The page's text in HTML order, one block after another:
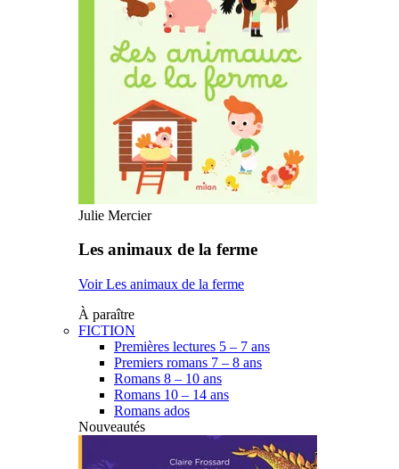
Julie Mercier
Les animaux de la ferme
Voir Les animaux de la ferme
À paraître
FICTION
Premières lectures 5 – 7 ans
Premiers romans 7 – 8 ans
Romans 8 – 10 ans
Romans 10 – 14 ans
Romans ados
Nouveautés